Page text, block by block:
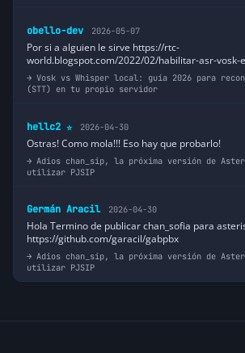
obello-dev 2026-05-07
Por si a alguien le sirve https://rtc-
world.blogspot.com/2022/02/habilitar-asr-vosk-
Vosk vs Whisper local: guía 2026 para
(STT) en tu propio servidor
hellc2 ⭐ 2026-04-30
Ostras! Como mola!!! Eso hay que probarlo!
Adios chan_sip, la próxima versión de
utilizar PJSIP
Germán Aracil 2026-04-30
Hola Termino de publicar chan_sofia para
https://github.com/garacil/gabpbx
Adios chan_sip, la próxima versión de
utilizar PJSIP